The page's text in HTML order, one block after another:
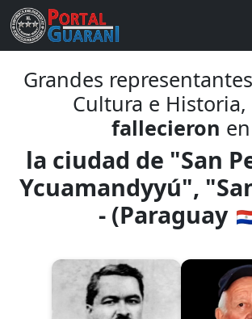
Grandes
Cultura e
fallecieron en
la ciudad de "San
Ycuamandyyú",
- (Paraguay